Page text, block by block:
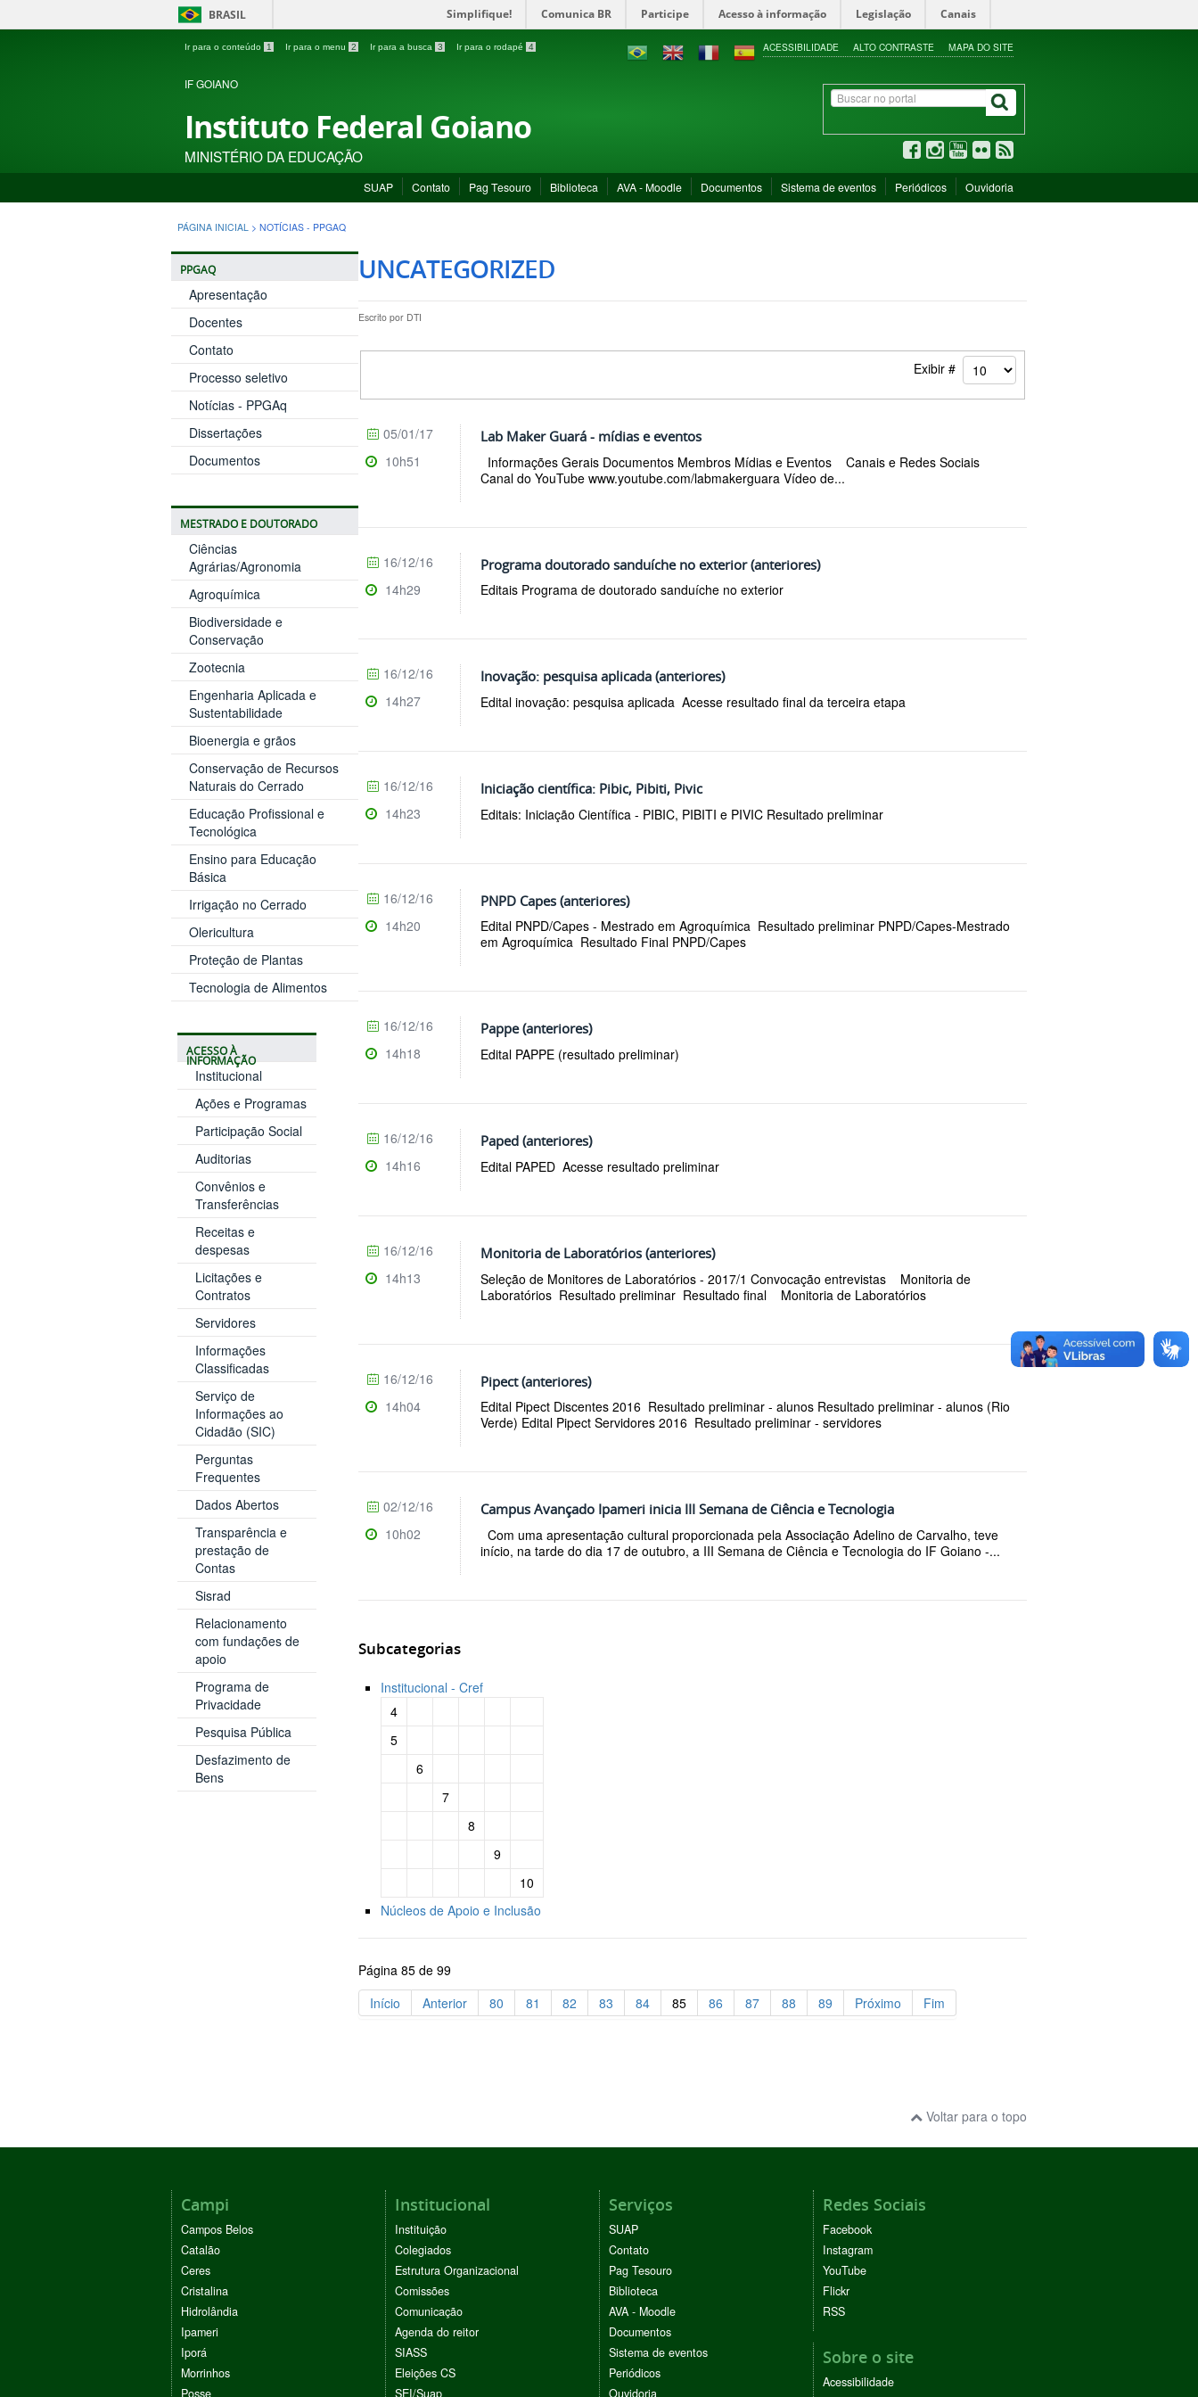
BRASIL Simplifique! Comunica BR Participe Acesso à informação Legislação Canais
Ir para o conteúdo 1 Ir para o menu 2 Ir para a busca 3 Ir para o rodapé 4 ACESSIBILIDADE ALTO CONTRASTE MAPA DO SITE
IF GOIANO
Instituto Federal Goiano
MINISTÉRIO DA EDUCAÇÃO
SUAP Contato Pag Tesouro Biblioteca AVA - Moodle Documentos Sistema de eventos Periódicos Ouvidoria
PÁGINA INICIAL > NOTÍCIAS - PPGAQ
PPGAQ
Apresentação
Docentes
Contato
Processo seletivo
Notícias - PPGAq
Dissertações
Documentos
MESTRADO E DOUTORADO
Ciências
Agrárias/Agronomia
Agroquímica
Biodiversidade e
Conservação
Zootecnia
Engenharia Aplicada e
Sustentabilidade
Bioenergia e grãos
Conservação de Recursos
Naturais do Cerrado
Educação Profissional e
Tecnológica
Ensino para Educação
Básica
Irrigação no Cerrado
Olericultura
Proteção de Plantas
Tecnologia de Alimentos
ACESSO À
INFORMAÇÃO
Institucional
Ações e Programas
Participação Social
Auditorias
Convênios e
Transferências
Receitas e
despesas
Licitações e
Contratos
Servidores
Informações
Classificadas
Serviço de
Informações ao
Cidadão (SIC)
Perguntas
Frequentes
Dados Abertos
Transparência e
prestação de
Contas
Sisrad
Relacionamento
com fundações de
apoio
Programa de
Privacidade
Pesquisa Pública
Desfazimento de
Bens
UNCATEGORIZED
Escrito por DTI
Exibir #
Lab Maker Guará - mídias e eventos
Informações Gerais Documentos Membros Mídias e Eventos Canais e Redes Sociais
Canal do YouTube www.youtube.com/labmakerguara Vídeo de...
05/01/17
10h51
Programa doutorado sanduíche no exterior (anteriores)
Editais Programa de doutorado sanduíche no exterior
16/12/16
14h29
Inovação: pesquisa aplicada (anteriores)
Edital inovação: pesquisa aplicada Acesse resultado final da terceira etapa
16/12/16
14h27
Iniciação científica: Pibic, Pibiti, Pivic
Editais: Iniciação Científica - PIBIC, PIBITI e PIVIC Resultado preliminar
16/12/16
14h23
PNPD Capes (anteriores)
Edital PNPD/Capes - Mestrado em Agroquímica Resultado preliminar PNPD/Capes-Mestrado
em Agroquímica Resultado Final PNPD/Capes
16/12/16
14h20
Pappe (anteriores)
Edital PAPPE (resultado preliminar)
16/12/16
14h18
Paped (anteriores)
Edital PAPED Acesse resultado preliminar
16/12/16
14h16
Monitoria de Laboratórios (anteriores)
Seleção de Monitores de Laboratórios - 2017/1 Convocação entrevistas Monitoria de
Laboratórios Resultado preliminar Resultado final Monitoria de Laboratórios
16/12/16
14h13
Pipect (anteriores)
Edital Pipect Discentes 2016 Resultado preliminar - alunos Resultado preliminar - alunos (Rio
Verde) Edital Pipect Servidores 2016 Resultado preliminar - servidores
16/12/16
14h04
Campus Avançado Ipameri inicia III Semana de Ciência e Tecnologia
Com uma apresentação cultural proporcionada pela Associação Adelino de Carvalho, teve
início, na tarde do dia 17 de outubro, a III Semana de Ciência e Tecnologia do IF Goiano -...
02/12/16
10h02
Subcategorias
Institucional - Cref
4
5
6
7
8
9
10
Núcleos de Apoio e Inclusão
Página 85 de 99
Início
Anterior 80 81 82 83 84 85 86 87 88 89 Próximo Fim
Voltar para o topo
Campi
Campos Belos
Catalão
Ceres
Cristalina
Hidrolândia
Ipameri
Iporá
Morrinhos
Posse
Institucional
Instituição
Colegiados
Estrutura Organizacional
Comissões
Comunicação
Agenda do reitor
SIASS
Eleições CS
SEI/Suap
Serviços
SUAP
Contato
Pag Tesouro
Biblioteca
AVA - Moodle
Documentos
Sistema de eventos
Periódicos
Ouvidoria
Redes Sociais
Facebook
Instagram
YouTube
Flickr
RSS
Sobre o site
Acessibilidade